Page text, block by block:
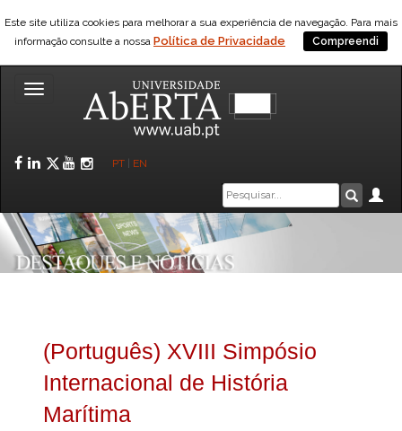
Este site utiliza cookies para melhorar a sua experiência de navegação. Para mais
informação consulte a nossa Política de Privacidade Compreendi
Toggle
Facebook
LinkedIn
Twitter
YouTube
Instagram
PT EN
Caixa
de
pesquisa
(Português) XVIII Simpósio
Internacional de História
Marítima